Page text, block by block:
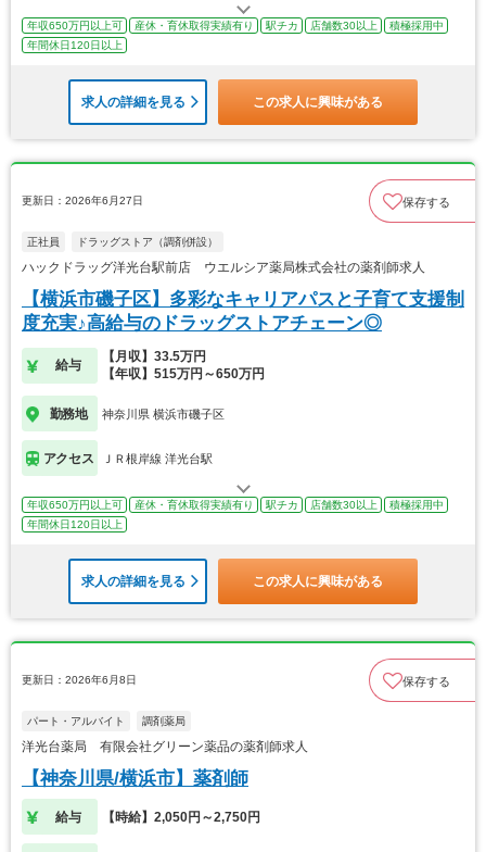
年収650万円以上可 産休・育休取得実績有り 駅チカ 店舗数30以上
積極採用中
年間休日120日以上
求人の詳細を見る この求人に興味がある
更新日：2026年6月27日 保存する
正社員 ドラッグストア（調剤併設）
ハックドラッグ洋光台駅前店 ウエルシア薬局株式会社の薬剤師求人
【横浜市磯子区】多彩なキャリアパスと子育て支援制
度充実♪高給与のドラッグストアチェーン◎
給与
【月収】33.5万円
【年収】515万円～650万円
勤務地 神奈川県 横浜市磯子区
アクセス ＪＲ根岸線 洋光台駅
年収650万円以上可 産休・育休取得実績有り 駅チカ 店舗数30以上
積極採用中
年間休日120日以上
求人の詳細を見る この求人に興味がある
更新日：2026年6月8日 保存する
パート・アルバイト 調剤薬局
洋光台薬局 有限会社グリーン薬品の薬剤師求人
【神奈川県/横浜市】薬剤師
給与 【時給】2,050円～2,750円